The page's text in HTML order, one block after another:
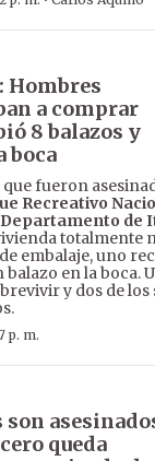
Hombres
a comprar
8 balazos y
boca
fueron
Recreativo
Departamento de
totalmente
embalaje, uno
en la boca.
y dos de los
p. m.
queda